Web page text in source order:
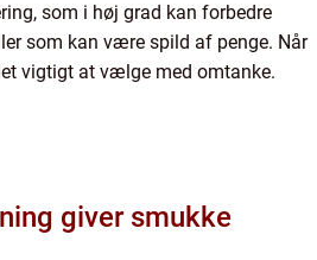
som i høj grad kan forbedre
som kan være spild af penge. Når
vigtigt at vælge med omtanke.
giver smukke